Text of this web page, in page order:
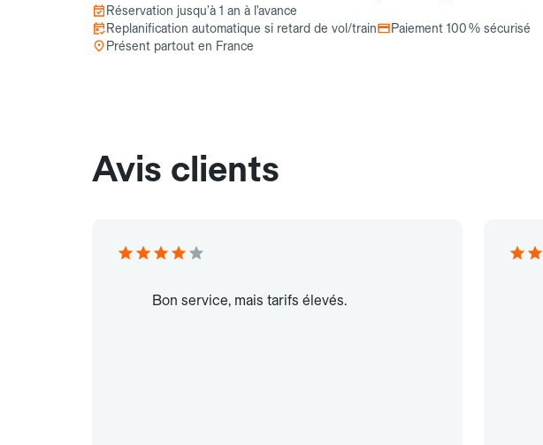
Réservation jusqu’à 1 an à l’avance
Replanification automatique si retard de vol/train
Paiement 100 % sécurisé
Présent partout en France
Avis clients
Bon service, mais tarifs élevés.